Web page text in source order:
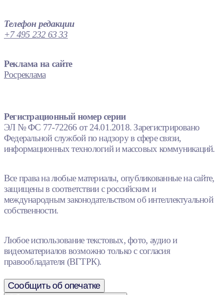
Телефон редакции
+7 495 232 63 33
Реклама на сайте
Росреклама
Регистрационный номер серии
ЭЛ № ФС 77-72266 от 24.01.2018. Зарегистрировано
Федеральной службой по надзору в сфере связи,
информационных технологий и массовых коммуникаций.
Все права на любые материалы, опубликованные на сайте,
защищены в соответствии с российским и
международным законодательством об интеллектуальной
собственности.
Любое использование текстовых, фото, аудио и
видеоматериалов возможно только с согласия
правообладателя (ВГТРК).
Сообщить об опечатке